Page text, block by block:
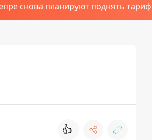
снова планируют поднять тариф
👍